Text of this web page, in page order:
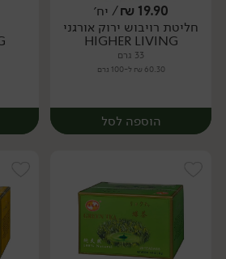
יח׳
19.90
₪/ יח׳
חליטת רויבוש ירוק אורגני
HIGHER LIVING
33 גרם
60.30 ₪ ל-100 גרם
הוספה לסל